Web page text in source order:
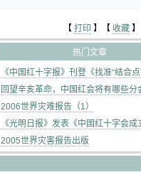
【 打印 】【 收藏
热门文章
《中国红十字报》刊登《找准“结合点
回望辛亥革命，中国红会将有哪些分
2006世界灾难报告（1）
《光明日报》发表《中国红十字会成
2005世界灾害报告出版